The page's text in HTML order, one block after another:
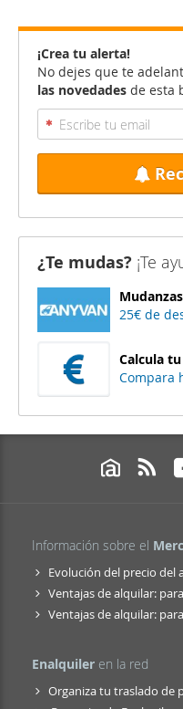
¡Crea tu alerta!
No dejes que te
las novedades de esta
¿Te mudas? ¡Te
Mudanzas
25€ de
Calcula
Compara
Información sobre el
Evolución del precio del
Ventajas de alquilar:
Ventajas de alquilar:
Enalquiler en la red
Organiza tu traslado de